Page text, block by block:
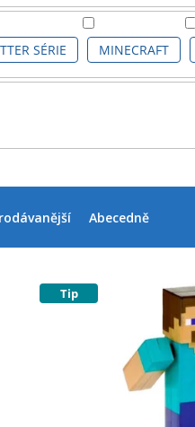
SÉRIE MINECRAFT
Abecedně
Tip